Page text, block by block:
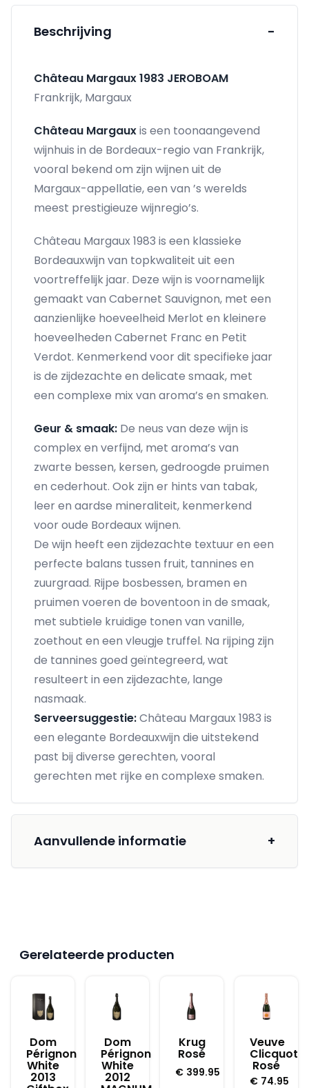
Beschrijving -
Château Margaux 1983 JEROBOAM
Frankrijk, Margaux
Château Margauxis een toonaangevend
wijnhuis in de Bordeaux-regio van Frankrijk,
vooral bekend om zijn wijnen uit de
Margaux-appellatie, een van ’s werelds
meest prestigieuze wijnregio’s.
Château Margaux 1983 is een klassieke
Bordeauxwijn van topkwaliteit uit een
voortreffelijk jaar. Deze wijn is voornamelijk
gemaakt van Cabernet Sauvignon, met een
aanzienlijke hoeveelheid Merlot en kleinere
hoeveelheden Cabernet Franc en Petit
Verdot. Kenmerkend voor dit specifieke jaar
is de zijdezachte en delicate smaak, met
een complexe mix van aroma’s en smaken.
Geur & smaak: De neus van deze wijn is
complex en verfijnd, met aroma’s van
zwarte bessen, kersen, gedroogde pruimen
en cederhout. Ook zijn er hints van tabak,
leer en aardse mineraliteit, kenmerkend
voor oude Bordeaux wijnen.
De wijn heeft een zijdezachte textuur en een
perfecte balans tussen fruit, tannines en
zuurgraad. Rijpe bosbessen, bramen en
pruimen voeren de boventoon in de smaak,
met subtiele kruidige tonen van vanille,
zoethout en een vleugje truffel. Na rijping zijn
de tannines goed geïntegreerd, wat
resulteert in een zijdezachte, lange
nasmaak.
Serveersuggestie:Château Margaux 1983 is
een elegante Bordeauxwijn die uitstekend
past bij diverse gerechten, vooral
gerechten met rijke en complexe smaken.
Aanvullende informatie +
Gerelateerde producten
Dom
Pérignon
White
2013
Dom
Pérignon
White
2012
Krug
Rosé
€ 399.95
Veuve
Clicquot
Rosé
€ 74.95